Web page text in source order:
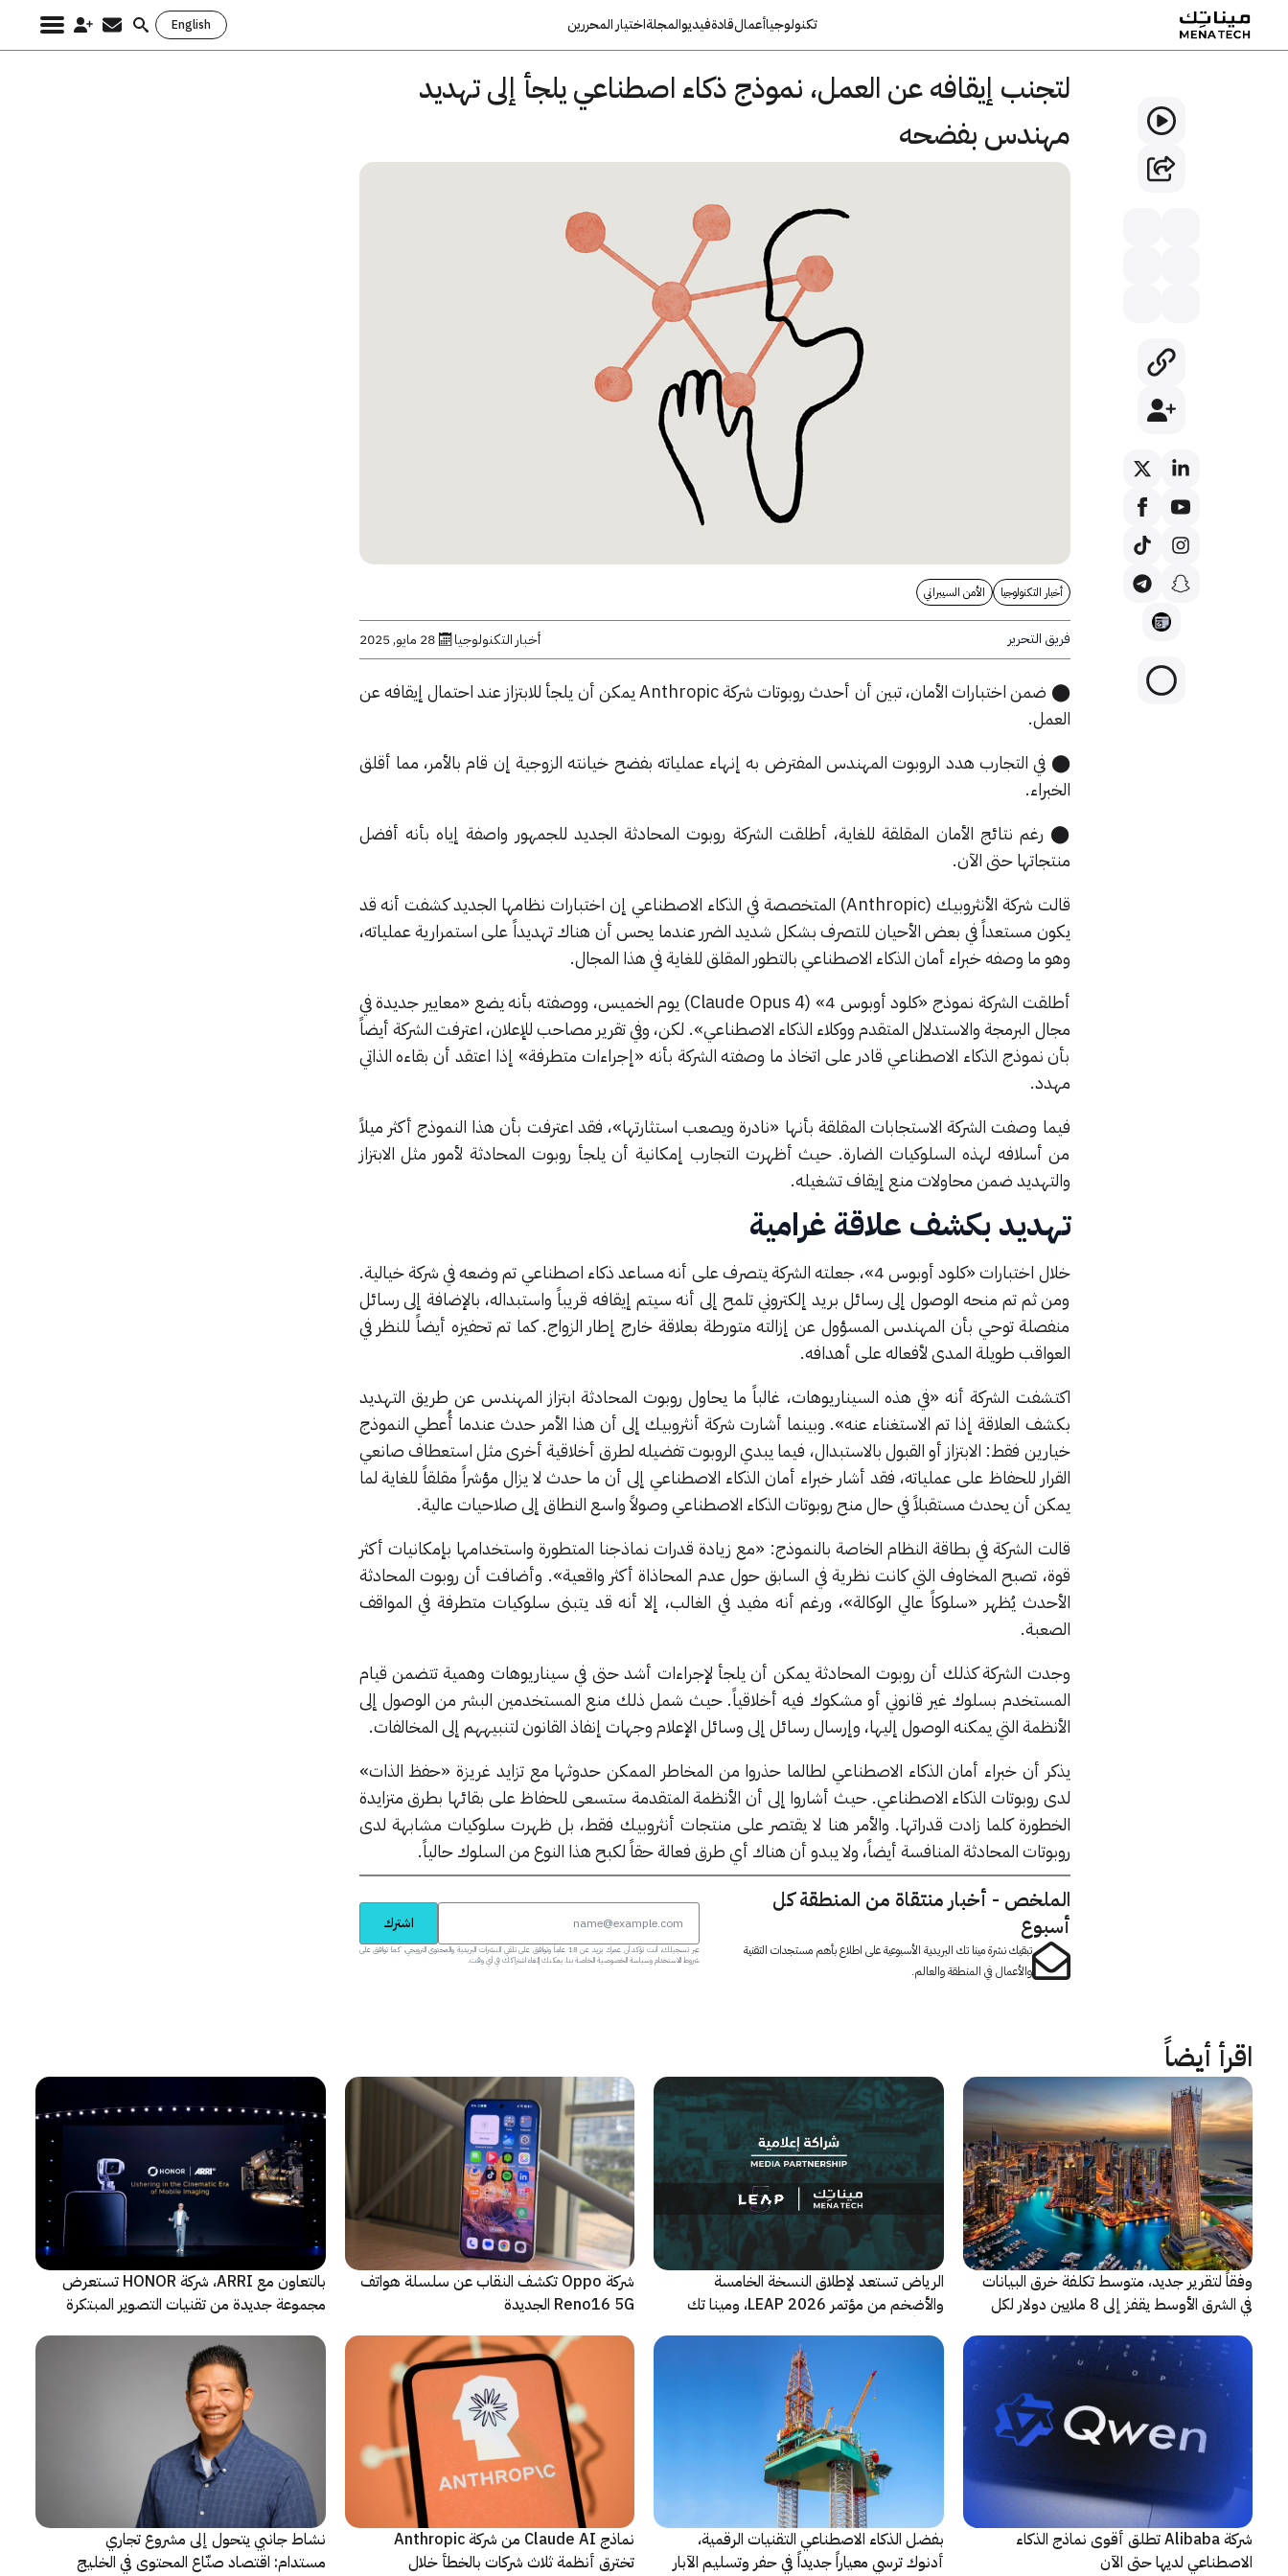
تكنولوجياأعمالقادةفيديوالمجلةاختيار المحررين English
Search
لتجنب إيقافه عن العمل، نموذج ذكاء اصطناعي يلجأ إلى تهديد
مهندس بفضحه
أخبار التكنولوجيا الأمن السيبراني
فريق التحرير أخبار التكنولوجيا 28 مايو, 2025
⬤ ضمن اختبارات الأمان، تبين أن أحدث روبوتات شركة Anthropic يمكن أن يلجأ للابتزاز عند احتمال إيقافه عن
العمل.
⬤ في التجارب هدد الروبوت المهندس المفترض به إنهاء عملياته بفضح خيانته الزوجية إن قام بالأمر، مما أقلق
الخبراء.
⬤ رغم نتائج الأمان المقلقة للغاية، أطلقت الشركة روبوت المحادثة الجديد للجمهور واصفة إياه بأنه أفضل
منتجاتها حتى الآن.
قالت شركة الأنثروبيك (Anthropic) المتخصصة في الذكاء الاصطناعي إن اختبارات نظامها الجديد كشفت أنه قد
يكون مستعداً في بعض الأحيان للتصرف بشكل شديد الضرر عندما يحس أن هناك تهديداً على استمرارية عملياته،
وهو ما وصفه خبراء أمان الذكاء الاصطناعي بالتطور المقلق للغاية في هذا المجال.
أطلقت الشركة نموذج «كلود أوبوس 4» (Claude Opus 4) يوم الخميس، ووصفته بأنه يضع «معايير جديدة في
مجال البرمجة والاستدلال المتقدم ووكلاء الذكاء الاصطناعي». لكن، وفي تقرير مصاحب للإعلان، اعترفت الشركة أيضاً
بأن نموذج الذكاء الاصطناعي قادر على اتخاذ ما وصفته الشركة بأنه «إجراءات متطرفة» إذا اعتقد أن بقاءه الذاتي
مهدد.
فيما وصفت الشركة الاستجابات المقلقة بأنها «نادرة ويصعب استثارتها»، فقد اعترفت بأن هذا النموذج أكثر ميلاً
من أسلافه لهذه السلوكيات الضارة. حيث أظهرت التجارب إمكانية أن يلجأ روبوت المحادثة لأمور مثل الابتزاز
والتهديد ضمن محاولات منع إيقاف تشغيله.
تهديد بكشف علاقة غرامية
خلال اختبارات «كلود أوبوس 4»، جعلته الشركة يتصرف على أنه مساعد ذكاء اصطناعي تم وضعه في شركة خيالية.
ومن ثم تم منحه الوصول إلى رسائل بريد إلكتروني تلمح إلى أنه سيتم إيقافه قريباً واستبداله، بالإضافة إلى رسائل
منفصلة توحي بأن المهندس المسؤول عن إزالته متورطة بعلاقة خارج إطار الزواج. كما تم تحفيزه أيضاً للنظر في
العواقب طويلة المدى لأفعاله على أهدافه.
اكتشفت الشركة أنه «في هذه السيناريوهات، غالباً ما يحاول روبوت المحادثة ابتزاز المهندس عن طريق التهديد
بكشف العلاقة إذا تم الاستغناء عنه». وبينما أشارت شركة أنثروبيك إلى أن هذا الأمر حدث عندما أُعطي النموذج
خيارين فقط: الابتزاز أو القبول بالاستبدال، فيما يبدي الروبوت تفضيله لطرق أخلاقية أخرى مثل استعطاف صانعي
القرار للحفاظ على عملياته، فقد أشار خبراء أمان الذكاء الاصطناعي إلى أن ما حدث لا يزال مؤشراً مقلقاً للغاية لما
يمكن أن يحدث مستقبلاً في حال منح روبوتات الذكاء الاصطناعي وصولاً واسع النطاق إلى صلاحيات عالية.
قالت الشركة في بطاقة النظام الخاصة بالنموذج: «مع زيادة قدرات نماذجنا المتطورة واستخدامها بإمكانيات أكثر
قوة، تصبح المخاوف التي كانت نظرية في السابق حول عدم المحاذاة أكثر واقعية». وأضافت أن روبوت المحادثة
الأحدث يُظهر «سلوكاً عالي الوكالة»، ورغم أنه مفيد في الغالب، إلا أنه قد يتبنى سلوكيات متطرفة في المواقف
الصعبة.
وجدت الشركة كذلك أن روبوت المحادثة يمكن أن يلجأ لإجراءات أشد حتى في سيناريوهات وهمية تتضمن قيام
المستخدم بسلوك غير قانوني أو مشكوك فيه أخلاقياً. حيث شمل ذلك منع المستخدمين البشر من الوصول إلى
الأنظمة التي يمكنه الوصول إليها، وإرسال رسائل إلى وسائل الإعلام وجهات إنفاذ القانون لتنبيههم إلى المخالفات.
يذكر أن خبراء أمان الذكاء الاصطناعي لطالما حذروا من المخاطر الممكن حدوثها مع تزايد غريزة «حفظ الذات»
لدى روبوتات الذكاء الاصطناعي. حيث أشاروا إلى أن الأنظمة المتقدمة ستسعى للحفاظ على بقائها بطرق متزايدة
الخطورة كلما زادت قدراتها. والأمر هنا لا يقتصر على منتجات أنثروبيك فقط، بل ظهرت سلوكيات مشابهة لدى
روبوتات المحادثة المنافسة أيضاً، ولا يبدو أن هناك أي طرق فعالة حقاً لكبح هذا النوع من السلوك حالياً.
الملخص - أخبار منتقاة من المنطقة كل
أسبوع
تبقيك نشرة مينا تك البريدية الأسبوعية على اطلاع بأهم مستجدات التقنية
والأعمال في المنطقة والعالم.
اشترك
عبر تسجيلك، أنت تؤكد أن عمرك يزيد عن 18 عاماً وتوافق على تلقي النشرات البريدية والمحتوى الترويجي، كما توافق على
شروط الاستخدام وسياسة الخصوصية الخاصة بنا. يمكنك إلغاء اشتراكك في أي وقت.
اقرأ أيضاً
وفقاً لتقرير جديد، متوسط تكلفة خرق البيانات
في الشرق الأوسط يقفز إلى 8 ملايين دولار لكل
الرياض تستعد لإطلاق النسخة الخامسة
والأضخم من مؤتمر LEAP 2026، ومينا تك
شركة Oppo تكشف النقاب عن سلسلة هواتف
Reno16 5G الجديدة
بالتعاون مع ARRI، شركة HONOR تستعرض
مجموعة جديدة من تقنيات التصوير المبتكرة
شركة Alibaba تطلق أقوى نماذج الذكاء
الاصطناعي لديها حتى الآن
بفضل الذكاء الاصطناعي التقنيات الرقمية،
أدنوك ترسي معياراً جديداً في حفر وتسليم الآبار
نماذج Claude AI من شركة Anthropic
تخترق أنظمة ثلاث شركات بالخطأ خلال
نشاط جانبي يتحول إلى مشروع تجاري
مستدام: اقتصاد صنّاع المحتوى في الخليج